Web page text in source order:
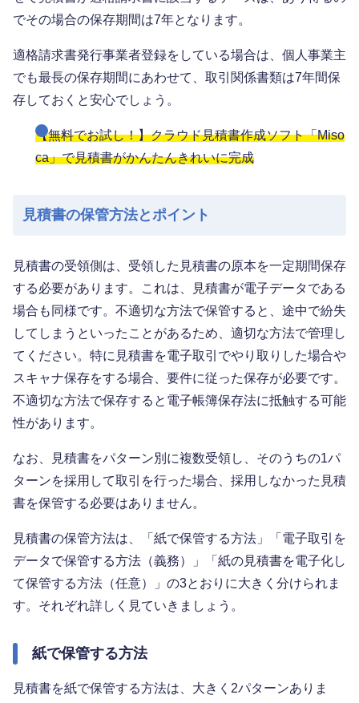
でその場合の保存期間は7年となります。
適格請求書発行事業者登録をしている場合は、個人事業主
でも最長の保存期間にあわせて、取引関係書類は7年間保
存しておくと安心でしょう。
【無料でお試し！】クラウド見積書作成ソフト「Miso
ca」で見積書がかんたんきれいに完成
見積書の保管方法とポイント
見積書の受領側は、受領した見積書の原本を一定期間保存
する必要があります。これは、見積書が電子データである
場合も同様です。不適切な方法で保管すると、途中で紛失
してしまうといったことがあるため、適切な方法で管理し
てください。特に見積書を電子取引でやり取りした場合や
スキャナ保存をする場合、要件に従った保存が必要です。
不適切な方法で保存すると電子帳簿保存法に抵触する可能
性があります。
なお、見積書をパターン別に複数受領し、そのうちの1パ
ターンを採用して取引を行った場合、採用しなかった見積
書を保管する必要はありません。
見積書の保管方法は、「紙で保管する方法」「電子取引を
データで保管する方法（義務）」「紙の見積書を電子化し
て保管する方法（任意）」の3とおりに大きく分けられま
す。それぞれ詳しく見ていきましょう。
紙で保管する方法
見積書を紙で保管する方法は、大きく2パターンありま